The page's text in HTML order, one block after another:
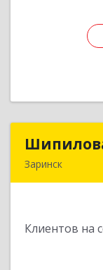
Заринск
Клиентов на